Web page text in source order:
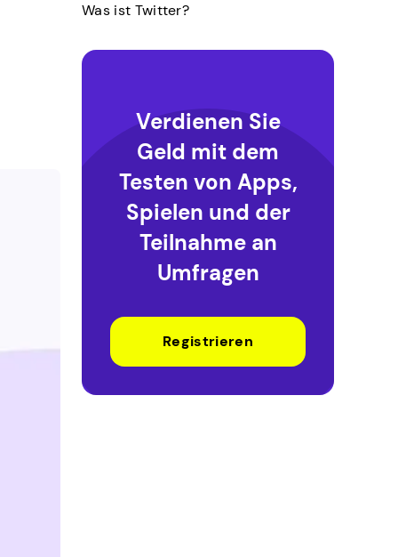
Was ist Twitter?
Verdienen Sie
Geld mit dem
Testen von Apps,
Spielen und der
Teilnahme an
Umfragen
Registrieren